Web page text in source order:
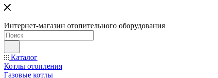
Интернет-магазин отопительного оборудования
Каталог
Котлы отопления
Газовые котлы